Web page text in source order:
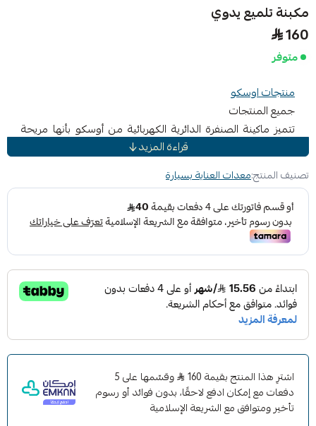
مكبنة تلميع يدوي
160
متوفر
منتجات اوسكو
جميع المنتجات
تتميز ماكينة الصنفرة الدائرية الكهربائية من أوسكو بأنها مريحة
وسريعة لأن التحكم فيها جيد جدًا. يبقى الغبار أقل على السطح
أطول. ويمكن لليدين التحرك بحرية حول الوحدة أثناء الاستخدام.
ولها مقابض مطاطية للراحة والتحكم.
مثالي لإزالة الصدأ والصنفرة في الأماكن الضيقة
مثالي لتلميع في الأماكن الضيقة
مقابض مطاطية للراحة والتحكم
يمكن لليدين التحرك بحرية حول الوحدة أثناء الاستخدام.
قوة الصنفرة الكهربائية: 240 وات
6 سرعات (من 6 ألاف إلى 13 ألف)
قراءة المزيد
تصنيف المنتج:معدات العناية بسيارة
اشترِ هذا المنتج بقيمة 160
وقسّمها على 5
دفعات مع إمكان ادفع لاحقًا، بدون فوائد أو رسوم
تأخير ومتوافق مع الشريعة الإسلامية